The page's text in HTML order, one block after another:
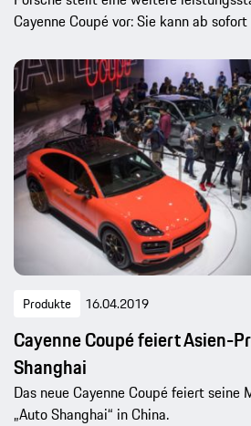
Cayenne Coupé vor: Sie kann ab
Produkte 16.04.2019
Cayenne Coupé feiert Asien-
Shanghai
Das neue Cayenne Coupé feiert seine
„Auto Shanghai“ in China.